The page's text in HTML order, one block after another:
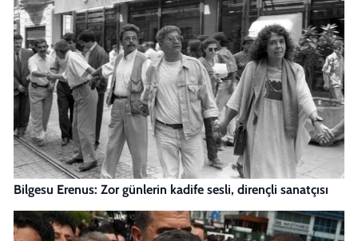
Bilgesu Erenus: Zor günlerin kadife sesli, dirençli sanatçısı